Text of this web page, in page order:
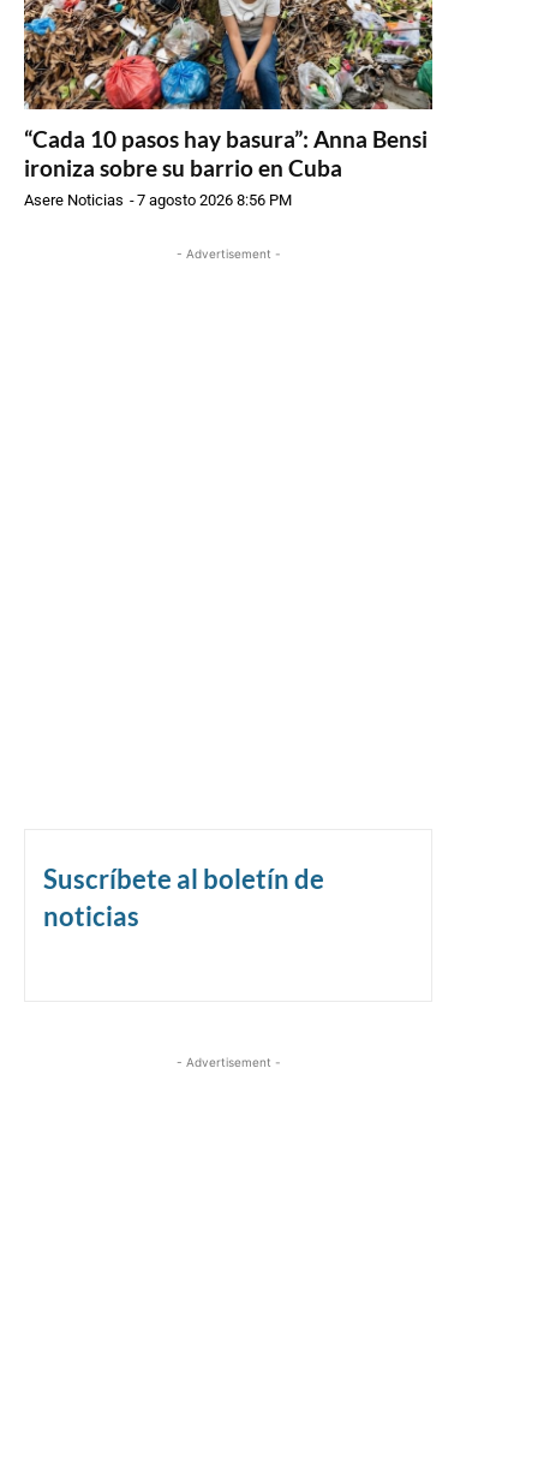
“Cada 10 pasos hay basura”: Anna Bensi
ironiza sobre su barrio en Cuba
Asere Noticias -7 agosto 2026 8:56 PM
- Advertisement -
Suscríbete al boletín de
noticias
- Advertisement -